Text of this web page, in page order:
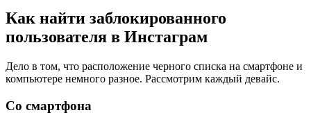
Как найти заблокированного
пользователя в Инстаграм
Дело в том, что расположение черного списка на смартфоне и
компьютере немного разное. Рассмотрим каждый девайс.
Со смартфона